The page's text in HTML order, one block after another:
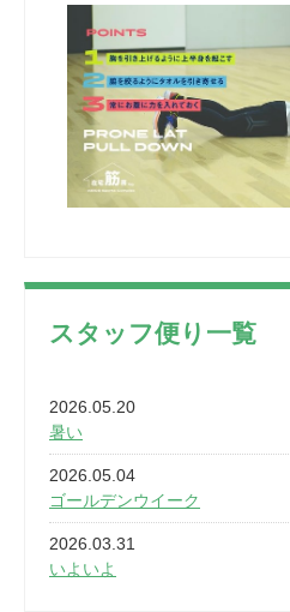
スタッフ便り一覧
2026.05.20
暑い
2026.05.04
ゴールデンウイーク
2026.03.31
いよいよ